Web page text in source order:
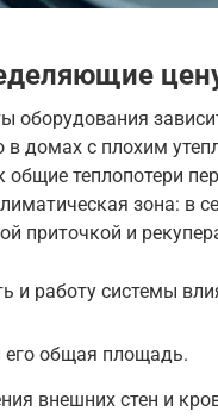
оборудования
домах с плохим
теплопотери
зона: в
приточкой и
и работу системы
его общая площадь.
внешних стен и